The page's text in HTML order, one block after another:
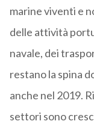
marine viventi e
delle attività
navale, dei
restano la spina
anche nel 2019.
settori sono